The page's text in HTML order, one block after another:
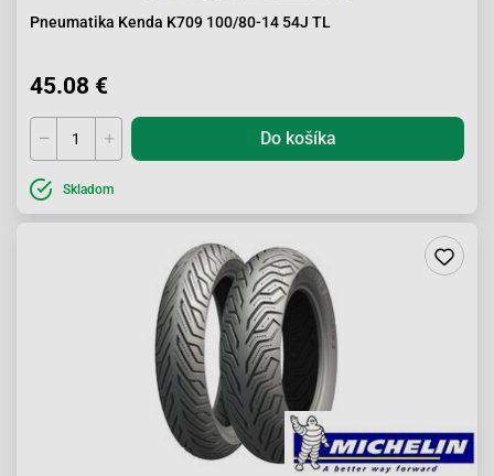
Pneumatika Kenda K709 100/80-14 54J TL
45.08 €
Do košíka
Skladom